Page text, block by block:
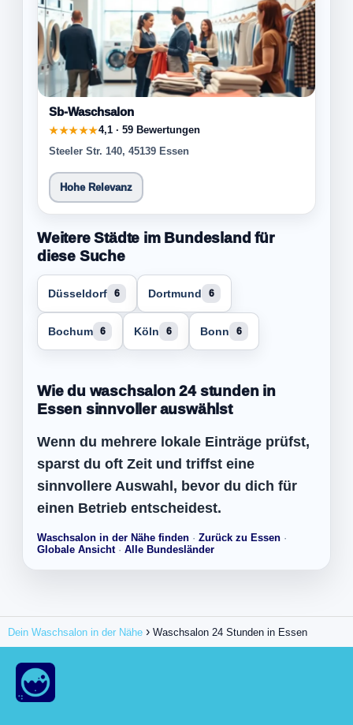
Sb-Waschsalon
★★★★★4,1 · 59 Bewertungen
Steeler Str. 140, 45139 Essen
Hohe Relevanz
Weitere Städte im Bundesland für
diese Suche
Düsseldorf 6 Dortmund 6
Bochum 6 Köln 6 Bonn 6
Wie du waschsalon 24 stunden in
Essen sinnvoller auswählst
Wenn du mehrere lokale Einträge prüfst,
sparst du oft Zeit und triffst eine
sinnvollere Auswahl, bevor du dich für
einen Betrieb entscheidest.
Waschsalon in der Nähe finden · Zurück zu Essen ·
Globale Ansicht· Alle Bundesländer
Dein Waschsalon in der Nähe Waschsalon 24 Stunden in Essen